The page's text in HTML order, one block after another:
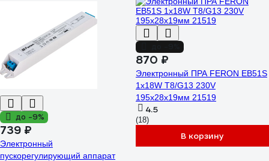
до -9%
739 ₽
Электронный
пускорегулирующий аппарат
870 ₽
Электронный ПРА FERON EB51S
1х18W T8/G13 230V
195х28х19мм 21519
4.5
(18)
В корзину